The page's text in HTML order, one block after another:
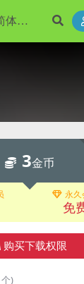
3金币
永久
免
购买下载权限
)